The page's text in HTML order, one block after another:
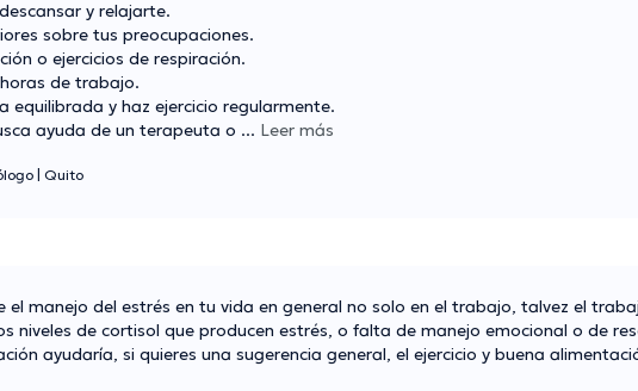
y relajarte.
sobre tus preocupaciones.
o ejercicios de respiración.
de trabajo.
y haz ejercicio regularmente.
ayuda de un terapeuta o ... Leer más
Quito
manejo del estrés en tu vida en general no solo en el trabajo, talvez el
niveles de cortisol que producen estrés, o falta de manejo emocional o de
ayudaría, si quieres una sugerencia general, el ejercicio y buena